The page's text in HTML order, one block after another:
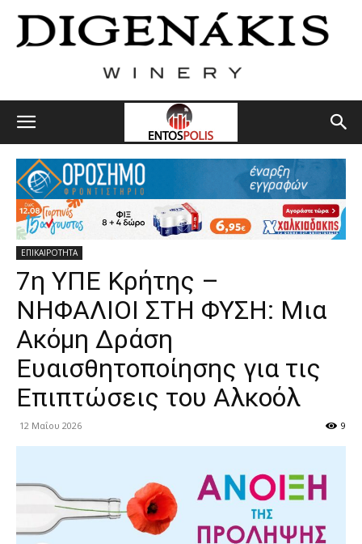
ΕΠΙΚΑΙΡΟΤΗΤΑ
7η ΥΠΕ Κρήτης –
ΝΗΦΑΛΙΟΙ ΣΤΗ ΦΥΣΗ: Μια
Ακόμη Δράση
Ευαισθητοποίησης για τις
Επιπτώσεις του Αλκοόλ
12 Μαΐου 2026 9